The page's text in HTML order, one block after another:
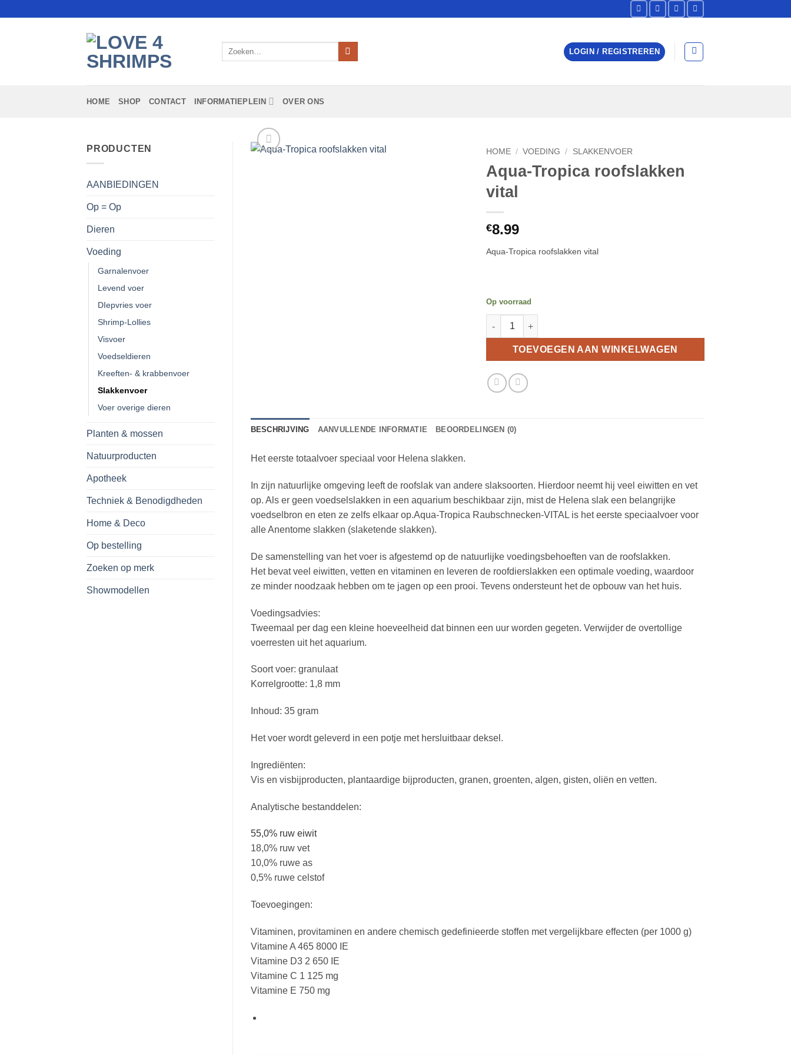
Zoeken
LOGIN / REGISTREREN
HOME SHOP CONTACT INFORMATIEPLEIN OVER ONS
PRODUCTEN
AANBIEDINGEN
Op = Op
Dieren
Voeding
Garnalenvoer
Levend voer
DIepvries voer
Shrimp-Lollies
Visvoer
Voedseldieren
Kreeften- & krabbenvoer
Slakkenvoer
Voer overige dieren
Planten & mossen
Natuurproducten
Apotheek
Techniek & Benodigdheden
Home & Deco
Op bestelling
Zoeken op merk
Showmodellen
HOME / VOEDING / SLAKKENVOER
Aqua-Tropica roofslakken
vital
€8.99
Aqua-Tropica roofslakken vital
Op voorraad
Aqua-Tropica roofslakken vital aantal
TOEVOEGEN AAN WINKELWAGEN
BESCHRIJVING AANVULLENDE INFORMATIE BEOORDELINGEN (0)
Het eerste totaalvoer speciaal voor Helena slakken.
In zijn natuurlijke omgeving leeft de roofslak van andere slaksoorten. Hierdoor neemt hij veel eiwitten en vet
op. Als er geen voedselslakken in een aquarium beschikbaar zijn, mist de Helena slak een belangrijke
voedselbron en eten ze zelfs elkaar op.Aqua-Tropica Raubschnecken-VITAL is het eerste speciaalvoer voor
alle Anentome slakken (slaketende slakken).
De samenstelling van het voer is afgestemd op de natuurlijke voedingsbehoeften van de roofslakken.
Het bevat veel eiwitten, vetten en vitaminen en leveren de roofdierslakken een optimale voeding, waardoor
ze minder noodzaak hebben om te jagen op een prooi. Tevens ondersteunt het de opbouw van het huis.
Voedingsadvies:
Tweemaal per dag een kleine hoeveelheid dat binnen een uur worden gegeten. Verwijder de overtollige
voerresten uit het aquarium.
Soort voer: granulaat
Korrelgrootte: 1,8 mm
Inhoud: 35 gram
Het voer wordt geleverd in een potje met hersluitbaar deksel.
Ingrediënten:
Vis en visbijproducten, plantaardige bijproducten, granen, groenten, algen, gisten, oliën en vetten.
Analytische bestanddelen:
55,0% ruw eiwit
18,0% ruw vet
10,0% ruwe as
0,5% ruwe celstof
Toevoegingen:
Vitaminen, provitaminen en andere chemisch gedefinieerde stoffen met vergelijkbare effecten (per 1000 g)
Vitamine A 465 8000 IE
Vitamine D3 2 650 IE
Vitamine C 1 125 mg
Vitamine E 750 mg